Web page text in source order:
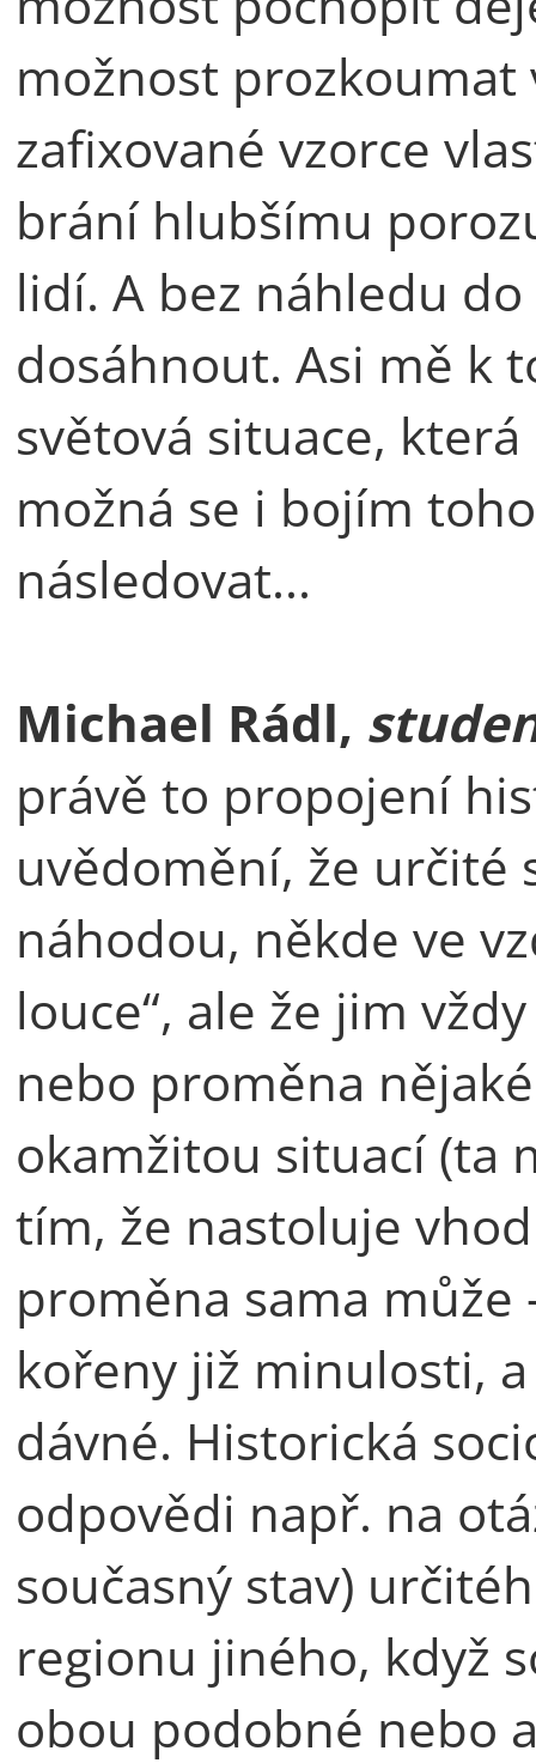
možnost
zafixované vzorce
brání hlubšímu
lidí. A bez náhledu
dosáhnout. Asi mě k
světová situace,
možná se i bojím
následovat...
Michael Rádl,
právě to propojení
uvědomění, že
náhodou, někde ve
louce“, ale že jim
nebo proměna
okamžitou situací (ta
tím, že nastoluje
proměna sama může
kořeny již minulosti,
dávné. Historická
odpovědi např. na
současný stav)
regionu jiného, když
obou podobné nebo